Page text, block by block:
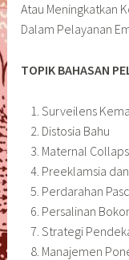
Atau Meningkatkan
Dalam Pelayanan
TOPIK BAHASAN
Surveilens
Distosia Bahu
Maternal
Preeklamsia
Perdarahan
Persalinan
Strategi
Manajemen